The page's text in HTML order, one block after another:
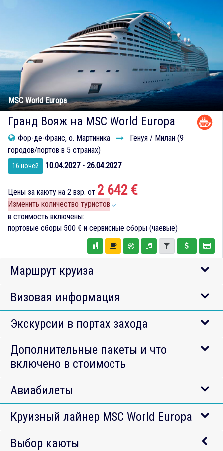
MSC World Europa
Гранд Вояж на MSC World Europa
Фор-де-Франс, о. Мартиника
Генуя / Милан (9
городов/портов в 5 странах)
16 ночей 10.04.2027 - 26.04.2027
Цены за каюту на 2 взр. от 2 642 €
Изменить количество туристов
в стоимость включены:
портовые сборы 500 € и сервисные сборы (чаевые)
Маршрут круиза
Визовая информация
Экскурсии в портах захода
Дополнительные пакеты и что
включено в стоимость
Авиабилеты
Круизный лайнер MSC World Europa
Выбор каюты